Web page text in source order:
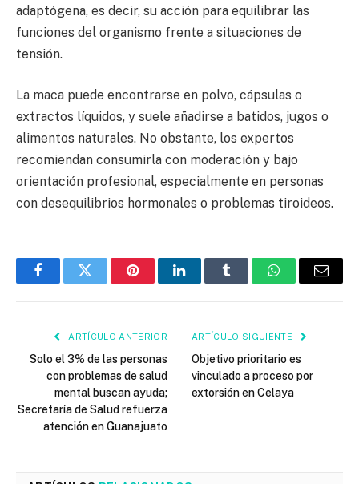
adaptógena, es decir, su acción para equilibrar las
funciones del organismo frente a situaciones de
tensión.
La maca puede encontrarse en polvo, cápsulas o
extractos líquidos, y suele añadirse a batidos, jugos o
alimentos naturales. No obstante, los expertos
recomiendan consumirla con moderación y bajo
orientación profesional, especialmente en personas
con desequilibrios hormonales o problemas tiroideos.
FacebookTwitter PinterestLinkedInTumblr WhatsAppEmail
ARTÍCULO ANTERIOR
Solo el 3% de las personas
con problemas de salud
mental buscan ayuda;
Secretaría de Salud refuerza
atención en Guanajuato
ARTÍCULO SIGUIENTE
Objetivo prioritario es
vinculado a proceso por
extorsión en Celaya